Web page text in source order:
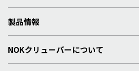
製品情報
NOKクリューバーについて